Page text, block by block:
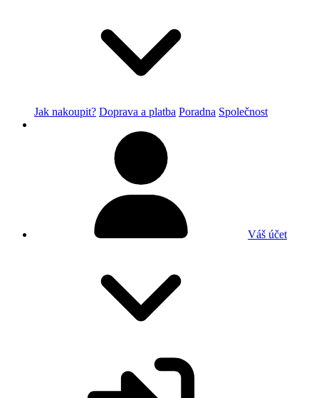
Jak nakoupit? Doprava a platba Poradna Společnost
Váš účet